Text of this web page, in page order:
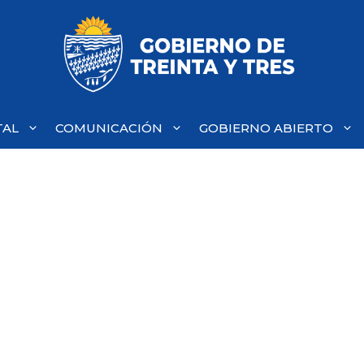
COMUNICACIÓN GOBIERNO ABIERTO